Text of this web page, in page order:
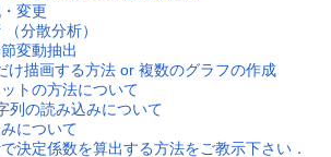
変更
分散分析）
変動抽出
け描画する方法 or 複数のグラフの作成
トの方法について
列の読み込みについて
について
決定係数を算出する方法をご教示下さい．